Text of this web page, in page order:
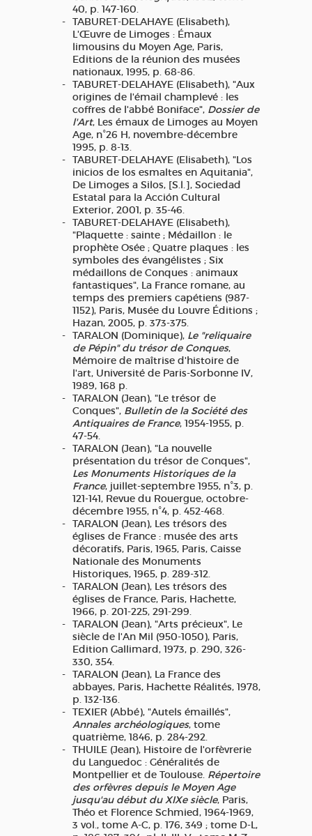
40, p. 147-160.
TABURET-DELAHAYE (Elisabeth),
L'Œuvre de Limoges : Émaux
limousins du Moyen Age, Paris,
Editions de la réunion des musées
nationaux, 1995, p. 68-86.
TABURET-DELAHAYE (Elisabeth), "Aux
origines de l'émail champlevé : les
coffres de l'abbé Boniface", Dossier de
l'Art, Les émaux de Limoges au Moyen
Age, n°26 H, novembre-décembre
1995, p. 8-13.
TABURET-DELAHAYE (Elisabeth), "Los
inicios de los esmaltes en Aquitania",
De Limoges a Silos, [S.l.], Sociedad
Estatal para la Acción Cultural
Exterior, 2001, p. 35-46.
TABURET-DELAHAYE (Elisabeth),
"Plaquette : sainte ; Médaillon : le
prophète Osée ; Quatre plaques : les
symboles des évangélistes ; Six
médaillons de Conques : animaux
fantastiques", La France romane, au
temps des premiers capétiens (987-
1152), Paris, Musée du Louvre Éditions ;
Hazan, 2005, p. 373-375.
TARALON (Dominique), Le "reliquaire
de Pépin" du trésor de Conques,
Mémoire de maîtrise d'histoire de
l'art, Université de Paris-Sorbonne IV,
1989, 168 p.
TARALON (Jean), "Le trésor de
Conques", Bulletin de la Société des
Antiquaires de France, 1954-1955, p.
47-54.
TARALON (Jean), "La nouvelle
présentation du trésor de Conques",
Les Monuments Historiques de la
France, juillet-septembre 1955, n°3, p.
121-141, Revue du Rouergue, octobre-
décembre 1955, n°4, p. 452-468.
TARALON (Jean), Les trésors des
églises de France : musée des arts
décoratifs, Paris, 1965, Paris, Caisse
Nationale des Monuments
Historiques, 1965, p. 289-312.
TARALON (Jean), Les trésors des
églises de France, Paris, Hachette,
1966, p. 201-225, 291-299.
TARALON (Jean), "Arts précieux", Le
siècle de l'An Mil (950-1050), Paris,
Edition Gallimard, 1973, p. 290, 326-
330, 354.
TARALON (Jean), La France des
abbayes, Paris, Hachette Réalités, 1978,
p. 132-136.
TEXIER (Abbé), "Autels émaillés",
Annales archéologiques, tome
quatrième, 1846, p. 284-292.
THUILE (Jean), Histoire de l'orfèvrerie
du Languedoc : Généralités de
Montpellier et de Toulouse. Répertoire
des orfèvres depuis le Moyen Age
jusqu'au début du XIXe siècle, Paris,
Théo et Florence Schmied, 1964-1969,
3 vol., tome A-C, p. 176, 349 ; tome D-L,